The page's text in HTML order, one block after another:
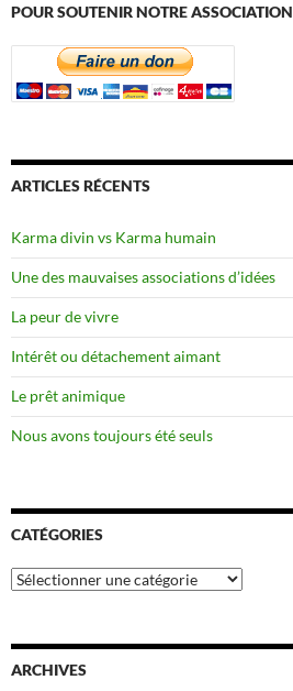
POUR SOUTENIR NOTRE ASSOCIATION
ARTICLES RÉCENTS
Karma divin vs Karma humain
Une des mauvaises associations d’idées
La peur de vivre
Intérêt ou détachement aimant
Le prêt animique
Nous avons toujours été seuls
CATÉGORIES
Catégories
ARCHIVES